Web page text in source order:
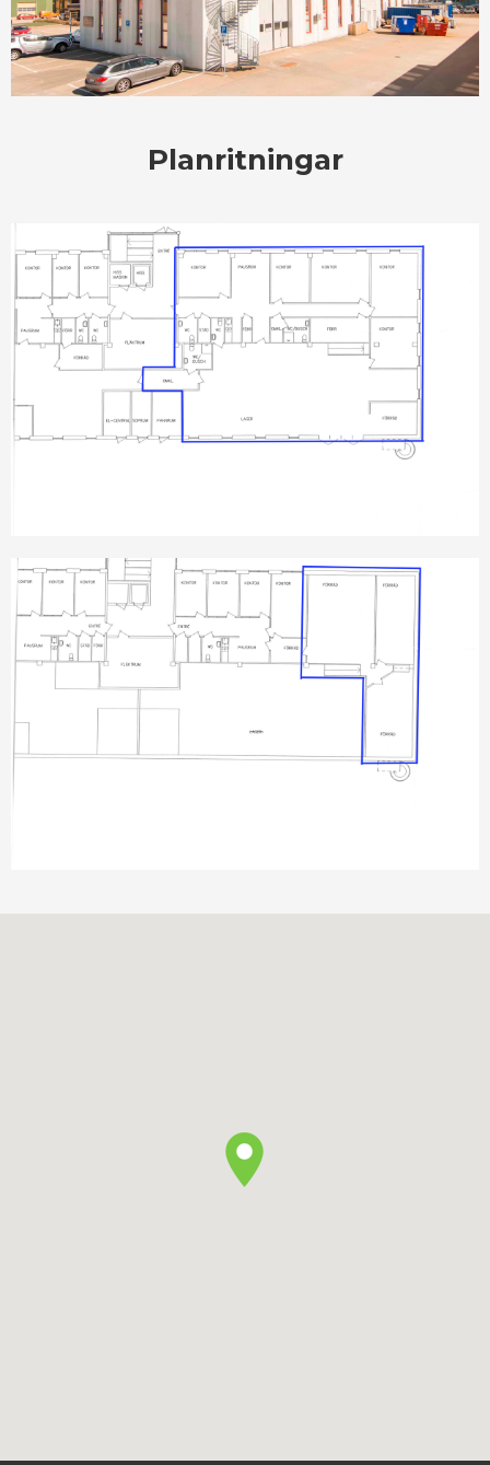
Planritningar